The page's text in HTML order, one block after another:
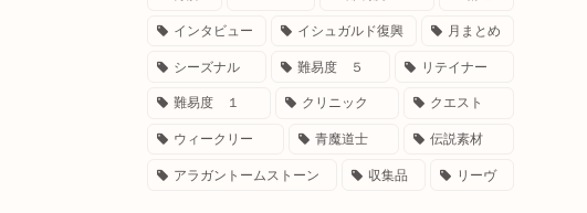
インタビュー イシュガルド復興 月まとめ
シーズナル 難易度 ５ リテイナー
難易度 １ クリニック クエスト
ウィークリー 青魔道士 伝説素材
アラガントームストーン 収集品 リーヴ